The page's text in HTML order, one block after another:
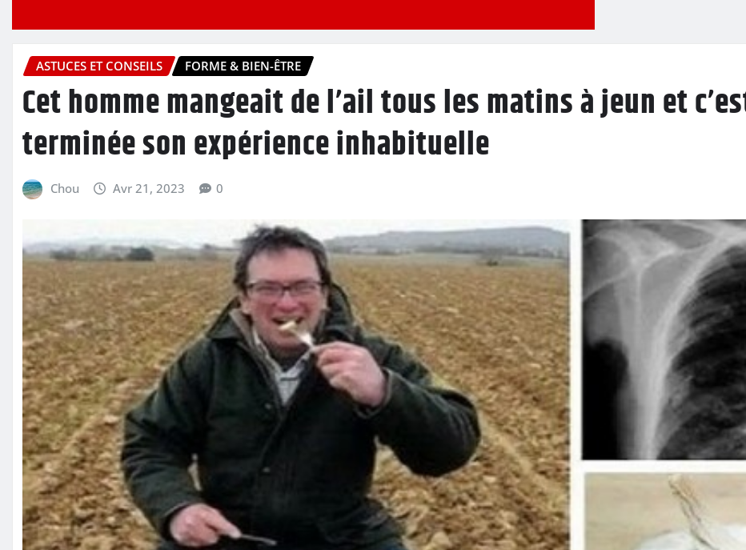
ASTUCES ET CONSEILS FORME & BIEN-ÊTRE
Cet homme mangeait de l’ail tous les matins à jeun et
terminée son expérience inhabituelle
Chou Avr 21, 2023 0